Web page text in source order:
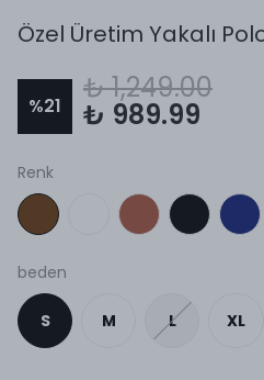
Özel Üretim Yakalı
%21
₺ 1,249.00
₺ 989.99
Renk
beden
S M L XL